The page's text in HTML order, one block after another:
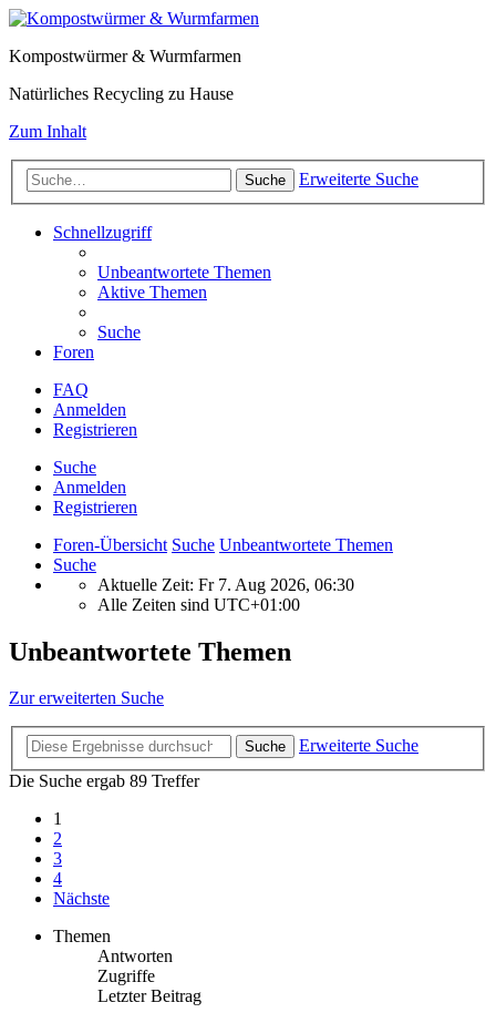
Kompostwürmer & Wurmfarmen
Natürliches Recycling zu Hause
Zum Inhalt
Suche Erweiterte Suche
Schnellzugriff
Unbeantwortete Themen
Aktive Themen
Suche
Foren
FAQ
Anmelden
Registrieren
Suche
Anmelden
Registrieren
Foren-Übersicht Suche Unbeantwortete Themen
Suche
Aktuelle Zeit: Fr 7. Aug 2026, 06:30
Alle Zeiten sind UTC+01:00
Unbeantwortete Themen
Zur erweiterten Suche
Suche
Erweiterte Suche
Die Suche ergab 89 Treffer
1
2
3
4
Nächste
Themen
Antworten
Zugriffe
Letzter Beitrag